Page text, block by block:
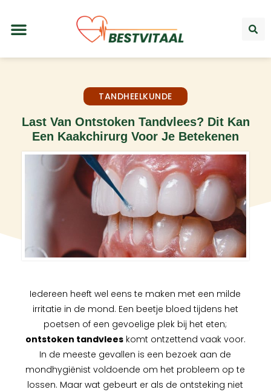
TANDHEELKUNDE
Last Van Ontstoken Tandvlees? Dit Kan
Een Kaakchirurg Voor Je Betekenen
Iedereen heeft wel eens te maken met een milde
irritatie in de mond. Een beetje bloed tijdens het
poetsen of een gevoelige plek bij het eten;
ontstoken tandvleeskomt ontzettend vaak voor.
In de meeste gevallen is een bezoek aan de
mondhygiënist voldoende om het probleem op te
lossen. Maar wat gebeurt er als de ontsteking niet